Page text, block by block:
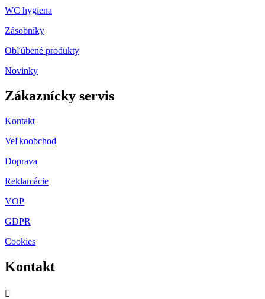
WC hygiena
Zásobníky
Obľúbené produkty
Novinky
Zákaznícky servis
Kontakt
Veľkoobchod
Doprava
Reklamácie
VOP
GDPR
Cookies
Kontakt
